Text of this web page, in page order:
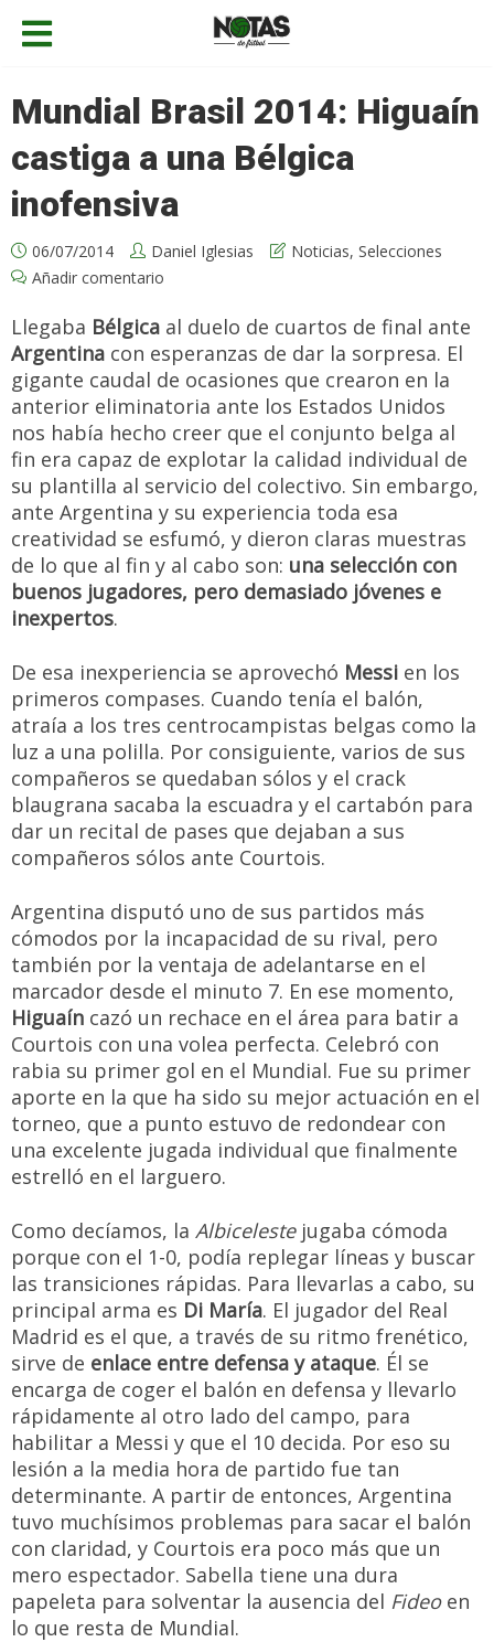
Mundial Brasil 2014: Higuaín
castiga a una Bélgica
inofensiva
06/07/2014 Daniel Iglesias Noticias, Selecciones
Añadir comentario
Llegaba Bélgica al duelo de cuartos de final ante
Argentina con esperanzas de dar la sorpresa. El
gigante caudal de ocasiones que crearon en la
anterior eliminatoria ante los Estados Unidos
nos había hecho creer que el conjunto belga al
fin era capaz de explotar la calidad individual de
su plantilla al servicio del colectivo. Sin embargo,
ante Argentina y su experiencia toda esa
creatividad se esfumó, y dieron claras muestras
de lo que al fin y al cabo son: una selección con
buenos jugadores, pero demasiado jóvenes e
inexpertos.
De esa inexperiencia se aprovechó Messi en los
primeros compases. Cuando tenía el balón,
atraía a los tres centrocampistas belgas como la
luz a una polilla. Por consiguiente, varios de sus
compañeros se quedaban sólos y el crack
blaugrana sacaba la escuadra y el cartabón para
dar un recital de pases que dejaban a sus
compañeros sólos ante Courtois.
Argentina disputó uno de sus partidos más
cómodos por la incapacidad de su rival, pero
también por la ventaja de adelantarse en el
marcador desde el minuto 7. En ese momento,
Higuaín cazó un rechace en el área para batir a
Courtois con una volea perfecta. Celebró con
rabia su primer gol en el Mundial. Fue su primer
aporte en la que ha sido su mejor actuación en el
torneo, que a punto estuvo de redondear con
una excelente jugada individual que finalmente
estrelló en el larguero.
Como decíamos, la Albiceleste jugaba cómoda
porque con el 1-0, podía replegar líneas y buscar
las transiciones rápidas. Para llevarlas a cabo, su
principal arma es Di María. El jugador del Real
Madrid es el que, a través de su ritmo frenético,
sirve de enlace entre defensa y ataque. Él se
encarga de coger el balón en defensa y llevarlo
rápidamente al otro lado del campo, para
habilitar a Messi y que el 10 decida. Por eso su
lesión a la media hora de partido fue tan
determinante. A partir de entonces, Argentina
tuvo muchísimos problemas para sacar el balón
con claridad, y Courtois era poco más que un
mero espectador. Sabella tiene una dura
papeleta para solventar la ausencia del Fideoen
lo que resta de Mundial.